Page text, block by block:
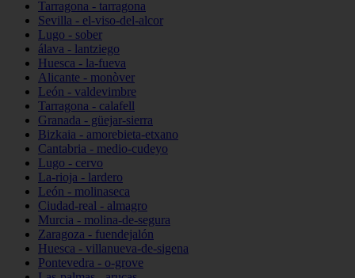
Tarragona - tarragona
Sevilla - el-viso-del-alcor
Lugo - sober
álava - lantziego
Huesca - la-fueva
Alicante - monòver
León - valdevimbre
Tarragona - calafell
Granada - güejar-sierra
Bizkaia - amorebieta-etxano
Cantabria - medio-cudeyo
Lugo - cervo
La-rioja - lardero
León - molinaseca
Ciudad-real - almagro
Murcia - molina-de-segura
Zaragoza - fuendejalón
Huesca - villanueva-de-sigena
Pontevedra - o-grove